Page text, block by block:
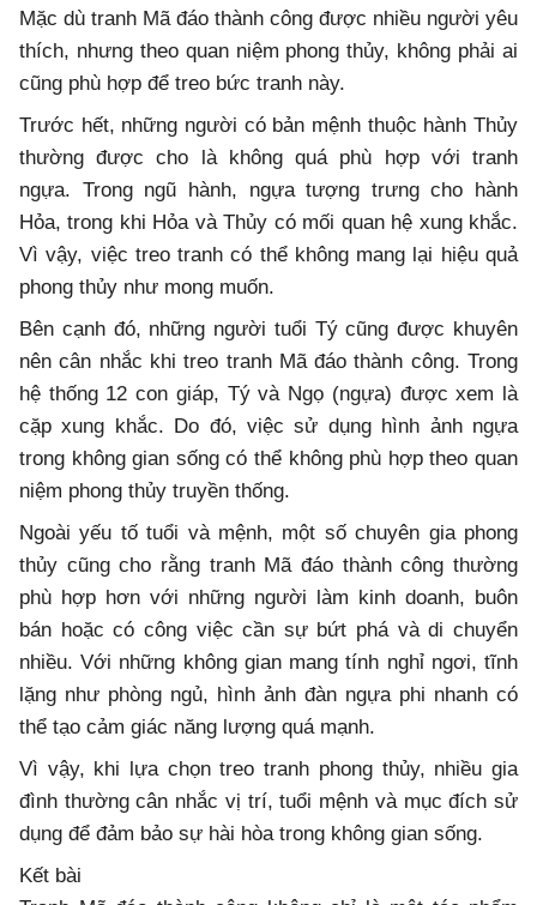
Mặc dù tranh Mã đáo thành công được nhiều người yêu
thích, nhưng theo quan niệm phong thủy, không phải ai
cũng phù hợp để treo bức tranh này.
Trước hết, những người có bản mệnh thuộc hành Thủy
thường được cho là không quá phù hợp với tranh
ngựa. Trong ngũ hành, ngựa tượng trưng cho hành
Hỏa, trong khi Hỏa và Thủy có mối quan hệ xung khắc.
Vì vậy, việc treo tranh có thể không mang lại hiệu quả
phong thủy như mong muốn.
Bên cạnh đó, những người tuổi Tý cũng được khuyên
nên cân nhắc khi treo tranh Mã đáo thành công. Trong
hệ thống 12 con giáp, Tý và Ngọ (ngựa) được xem là
cặp xung khắc. Do đó, việc sử dụng hình ảnh ngựa
trong không gian sống có thể không phù hợp theo quan
niệm phong thủy truyền thống.
Ngoài yếu tố tuổi và mệnh, một số chuyên gia phong
thủy cũng cho rằng tranh Mã đáo thành công thường
phù hợp hơn với những người làm kinh doanh, buôn
bán hoặc có công việc cần sự bứt phá và di chuyển
nhiều. Với những không gian mang tính nghỉ ngơi, tĩnh
lặng như phòng ngủ, hình ảnh đàn ngựa phi nhanh có
thể tạo cảm giác năng lượng quá mạnh.
Vì vậy, khi lựa chọn treo tranh phong thủy, nhiều gia
đình thường cân nhắc vị trí, tuổi mệnh và mục đích sử
dụng để đảm bảo sự hài hòa trong không gian sống.
Kết bài